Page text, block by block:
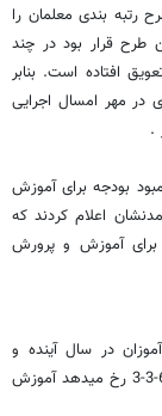
رتبه بندی معلمان را
طرح قرار بود در چند
افتاده است. بنابر
در مهر امسال اجرایی
.
بودجه برای آموزش
اعلام کردند که
برای آموزش و پرورش
در سال آینده و
همچنین مشکلاتی که به خاطر کامل شدن نظام آموزشی 6-3-3 رخ میدهد آموزش